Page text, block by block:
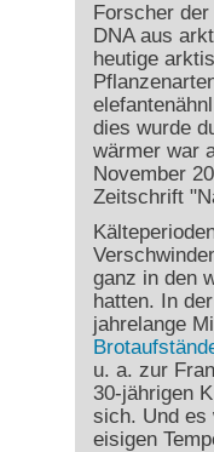
Forscher
DNA aus
heutige
dies wurde
wärmer war
November
Zeitschrift
ganz in den
hatten. In
jahrelange
u. a. zur
30-jährigen
sich. Und
eisigen